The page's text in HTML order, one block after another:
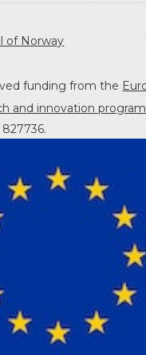
of Norway
funding from the
and innovation